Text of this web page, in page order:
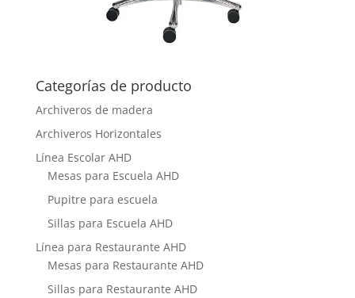
Categorías de producto
Archiveros de madera
Archiveros Horizontales
Línea Escolar AHD
Mesas para Escuela AHD
Pupitre para escuela
Sillas para Escuela AHD
Línea para Restaurante AHD
Mesas para Restaurante AHD
Sillas para Restaurante AHD